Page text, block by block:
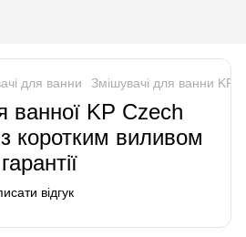
для ванни Змішувачі для ванни KP
ванної KP Czech
коротким виливом
відгук